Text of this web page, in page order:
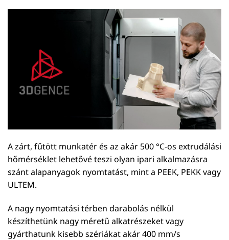
A zárt, fűtött munkatér és az akár 500 °C-os extrudálási
hőmérséklet lehetővé teszi olyan ipari alkalmazásra
szánt alapanyagok nyomtatást, mint a PEEK, PEKK vagy
ULTEM.
A nagy nyomtatási térben darabolás nélkül
készíthetünk nagy méretű alkatrészeket vagy
gyárthatunk kisebb szériákat akár 400 mm/s